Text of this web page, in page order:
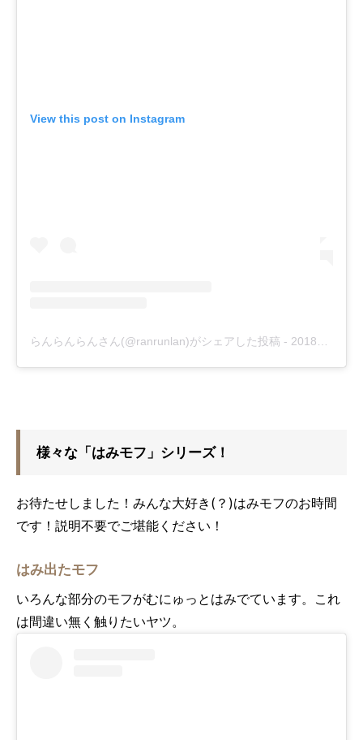
View this post on Instagram
らんらんらんさん(@ranrunlan)がシェアした投稿 - 2018年 3月月18日午前7時17分PDT
様々な「はみモフ」シリーズ！
お待たせしました！みんな大好き(？)はみモフのお時間
です！説明不要でご堪能ください！
はみ出たモフ
いろんな部分のモフがむにゅっとはみでています。これ
は間違い無く触りたいヤツ。